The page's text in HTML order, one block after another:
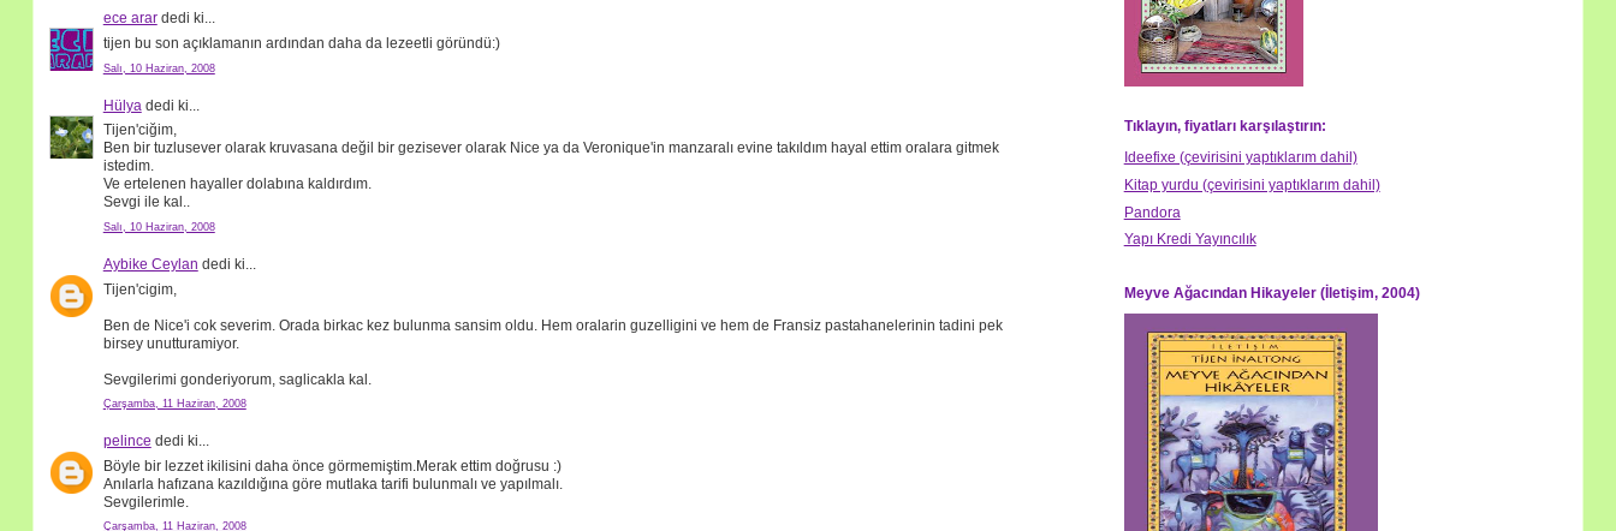
ece arardedi ki...
tijen bu son açıklamanın ardından daha da lezeetli göründü:)
Salı, 10 Haziran, 2008
Hülya dedi ki...
Tijen'ciğim,
Ben bir tuzlusever olarak kruvasana değil bir gezisever olarak Nice ya da Veronique'in manzaralı evine takıldım hayal ettim oralara gitmek
istedim.
Ve ertelenen hayaller dolabına kaldırdım.
Sevgi ile kal..
Salı, 10 Haziran, 2008
Aybike Ceylan dedi ki...
Tijen'cigim,
Ben de Nice'i cok severim. Orada birkac kez bulunma sansim oldu. Hem oralarin guzelligini ve hem de Fransiz pastahanelerinin tadini pek
birsey unutturamiyor.
Sevgilerimi gonderiyorum, saglicakla kal.
Çarşamba, 11 Haziran, 2008
pelince dedi ki...
Böyle bir lezzet ikilisini daha önce görmemiştim.Merak ettim doğrusu :)
Anılarla hafızana kazıldığına göre mutlaka tarifi bulunmalı ve yapılmalı.
Sevgilerimle.
Çarşamba, 11 Haziran, 2008
Tıklayın, fiyatları karşılaştırın:
Ideefixe (çevirisini yaptıklarım dahil)
Kitap yurdu (çevirisini yaptıklarım dahil)
Pandora
Yapı Kredi Yayıncılık
Meyve Ağacından Hikayeler (İletişim, 2004)